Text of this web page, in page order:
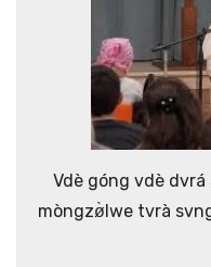
Vdè góng vdè
mòngzø̀lwe tvrà